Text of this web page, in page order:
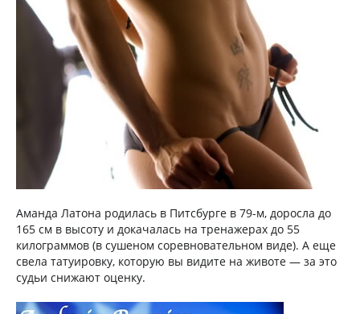
Аманда Латона родилась в Питсбурге в 79-м, доросла до
165 см в высоту и докачалась на тренажерах до 55
килограммов (в сушеном соревновательном виде). А еще
свела татуировку, которую вы видите на животе — за это
судьи снижают оценку.